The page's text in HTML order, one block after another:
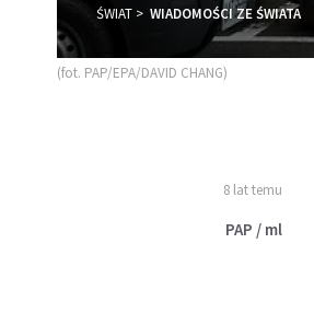
ŚWIAT WIADOMOŚCI ZE ŚWIATA
(fot. PAP/EPA/DAVID CHANG)
8 lat temu
PAP / ml